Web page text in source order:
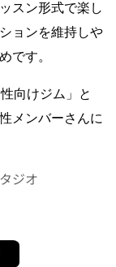
スン形式で楽し
ョンを維持しや
です。
向けジム」と
メンバーさんに
ジオ